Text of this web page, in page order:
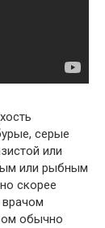
серые
или
или рыбным
скорее
врачом
обычно